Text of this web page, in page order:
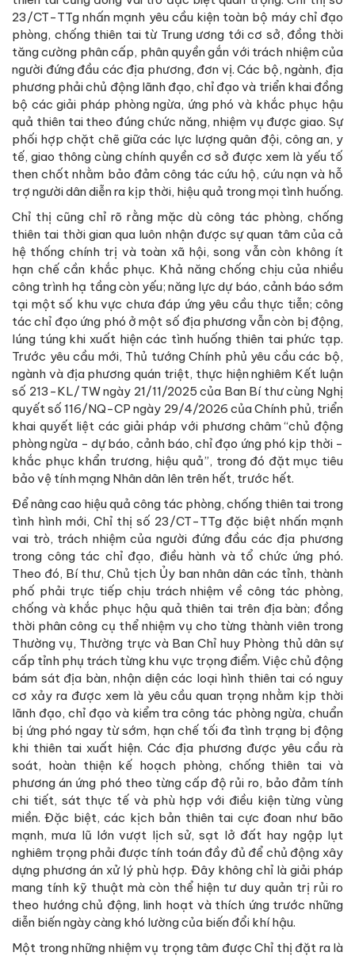
23/CT-TTg nhấn mạnh yêu cầu kiện toàn bộ máy chỉ đạo
phòng, chống thiên tai từ Trung ương tới cơ sở, đồng thời
tăng cường phân cấp, phân quyền gắn với trách nhiệm của
người đứng đầu các địa phương, đơn vị. Các bộ, ngành, địa
phương phải chủ động lãnh đạo, chỉ đạo và triển khai đồng
bộ các giải pháp phòng ngừa, ứng phó và khắc phục hậu
quả thiên tai theo đúng chức năng, nhiệm vụ được giao. Sự
phối hợp chặt chẽ giữa các lực lượng quân đội, công an, y
tế, giao thông cùng chính quyền cơ sở được xem là yếu tố
then chốt nhằm bảo đảm công tác cứu hộ, cứu nạn và hỗ
trợ người dân diễn ra kịp thời, hiệu quả trong mọi tình huống.
Chỉ thị cũng chỉ rõ rằng mặc dù công tác phòng, chống
thiên tai thời gian qua luôn nhận được sự quan tâm của cả
hệ thống chính trị và toàn xã hội, song vẫn còn không ít
hạn chế cần khắc phục. Khả năng chống chịu của nhiều
công trình hạ tầng còn yếu; năng lực dự báo, cảnh báo sớm
tại một số khu vực chưa đáp ứng yêu cầu thực tiễn; công
tác chỉ đạo ứng phó ở một số địa phương vẫn còn bị động,
lúng túng khi xuất hiện các tình huống thiên tai phức tạp.
Trước yêu cầu mới, Thủ tướng Chính phủ yêu cầu các bộ,
ngành và địa phương quán triệt, thực hiện nghiêm Kết luận
số 213-KL/TW ngày 21/11/2025 của Ban Bí thư cùng Nghị
quyết số 116/NQ-CP ngày 29/4/2026 của Chính phủ, triển
khai quyết liệt các giải pháp với phương châm “chủ động
phòng ngừa - dự báo, cảnh báo, chỉ đạo ứng phó kịp thời -
khắc phục khẩn trương, hiệu quả”, trong đó đặt mục tiêu
bảo vệ tính mạng Nhân dân lên trên hết, trước hết.
Để nâng cao hiệu quả công tác phòng, chống thiên tai trong
tình hình mới, Chỉ thị số 23/CT-TTg đặc biệt nhấn mạnh
vai trò, trách nhiệm của người đứng đầu các địa phương
trong công tác chỉ đạo, điều hành và tổ chức ứng phó.
Theo đó, Bí thư, Chủ tịch Ủy ban nhân dân các tỉnh, thành
phố phải trực tiếp chịu trách nhiệm về công tác phòng,
chống và khắc phục hậu quả thiên tai trên địa bàn; đồng
thời phân công cụ thể nhiệm vụ cho từng thành viên trong
Thường vụ, Thường trực và Ban Chỉ huy Phòng thủ dân sự
cấp tỉnh phụ trách từng khu vực trọng điểm. Việc chủ động
bám sát địa bàn, nhận diện các loại hình thiên tai có nguy
cơ xảy ra được xem là yêu cầu quan trọng nhằm kịp thời
lãnh đạo, chỉ đạo và kiểm tra công tác phòng ngừa, chuẩn
bị ứng phó ngay từ sớm, hạn chế tối đa tình trạng bị động
khi thiên tai xuất hiện. Các địa phương được yêu cầu rà
soát, hoàn thiện kế hoạch phòng, chống thiên tai và
phương án ứng phó theo từng cấp độ rủi ro, bảo đảm tính
chi tiết, sát thực tế và phù hợp với điều kiện từng vùng
miền. Đặc biệt, các kịch bản thiên tai cực đoan như bão
mạnh, mưa lũ lớn vượt lịch sử, sạt lở đất hay ngập lụt
nghiêm trọng phải được tính toán đầy đủ để chủ động xây
dựng phương án xử lý phù hợp. Đây không chỉ là giải pháp
mang tính kỹ thuật mà còn thể hiện tư duy quản trị rủi ro
theo hướng chủ động, linh hoạt và thích ứng trước những
diễn biến ngày càng khó lường của biến đổi khí hậu.
Một trong những nhiệm vụ trọng tâm được Chỉ thị đặt ra là